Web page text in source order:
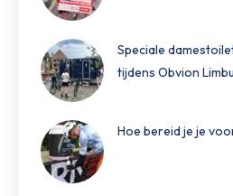
Speciale
tijdens Obvion
Hoe bereid je je